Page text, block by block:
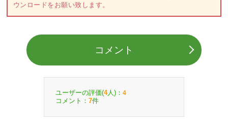
ウンロードをお願い致します。
コメント
ユーザーの評価(4人)： 4
コメント： 7件